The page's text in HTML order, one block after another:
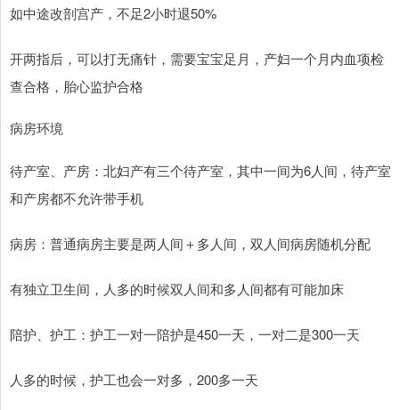
如中途改剖宫产，不足2小时退50%
开两指后，可以打无痛针，需要宝宝足月，产妇一个月内血项检
查合格，胎心监护合格
病房环境
待产室、产房：北妇产有三个待产室，其中一间为6人间，待产室
和产房都不允许带手机
病房：普通病房主要是两人间＋多人间，双人间病房随机分配
有独立卫生间，人多的时候双人间和多人间都有可能加床
陪护、护工：护工一对一陪护是450一天，一对二是300一天
人多的时候，护工也会一对多，200多一天